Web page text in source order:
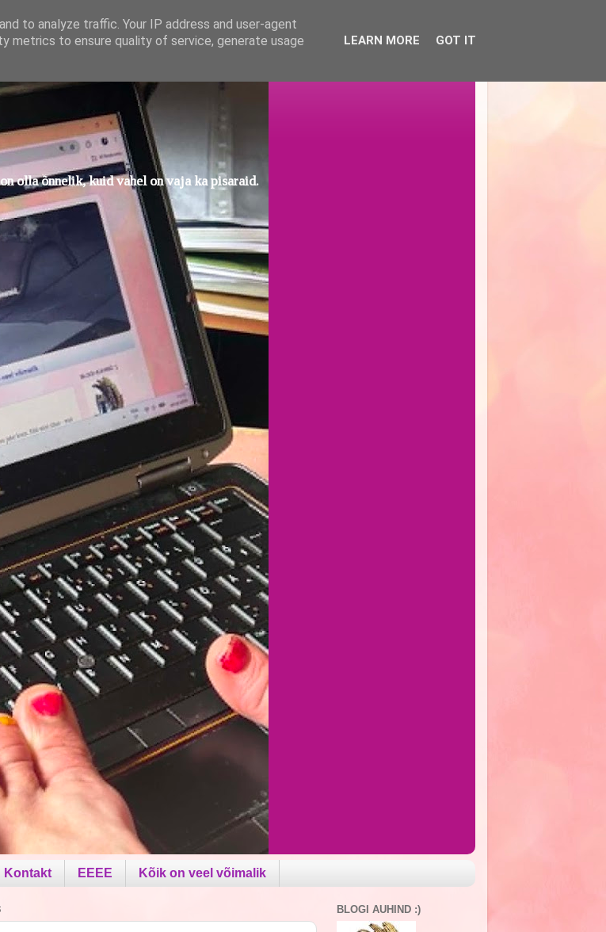
olla õnnelik, kuid vahel on vaja ka pisaraid.
Kontakt EEEE Kõik on veel võimalik
BLOGI AUHIND :)
to analyze traffic. Your IP address and user-agent
metrics to ensure quality of service, generate usage
LEARN MORE GOT IT